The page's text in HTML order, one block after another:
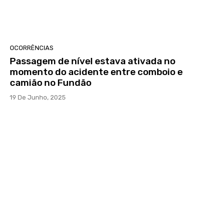
OCORRÊNCIAS
Passagem de nível estava ativada no
momento do acidente entre comboio e
camião no Fundão
19 De Junho, 2025